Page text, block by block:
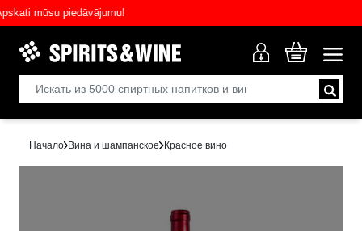
mūsu piedāvājumu!
Начало Вина и шампанское Красное вино